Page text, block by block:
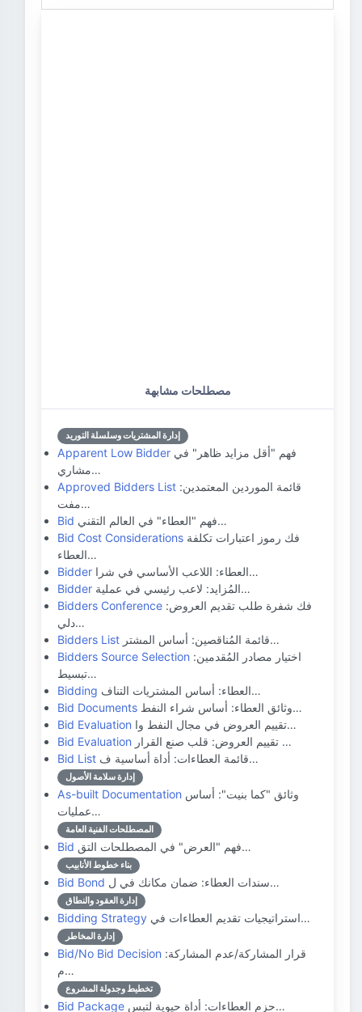
مصطلحات مشابهة
إدارة المشتريات وسلسلة التوريد
Apparent Low Bidder
مشاري…
Approved Bidders List
مفت…
Bid
فهم "العطاء" في العالم التقني…
Bid Cost Considerations
العطاء…
Bidder
العطاء: اللاعب الأساسي في شرا…
Bidder
المُزايد: لاعب رئيسي في عملية…
Bidders Conference
دلي…
Bidders List
قائمة المُناقصين: أساس المشتر…
Bidders Source Selection
تبسيط…
Bidding
العطاء: أساس المشتريات التناف…
Bid Documents
وثائق العطاء: أساس شراء النفط…
Bid Evaluation
تقييم العروض في مجال النفط وا…
Bid Evaluation
تقييم العروض: قلب صنع القرار …
Bid List
قائمة العطاءات: أداة أساسية ف…
إدارة سلامة الأصول
As-built Documentation
عمليات…
المصطلحات الفنية العامة
Bid فهم "العرض" في المصطلحات التق…
بناء خطوط الأنابيب
Bid Bond سندات العطاء: ضمان مكانك في ل…
إدارة العقود والنطاق
Bidding Strategy استراتيجيات تقديم العطاءات في…
إدارة المخاطر
Bid/No Bid Decision
م…
تخطيط وجدولة المشروع
Bid Package حزم العطاءات: أداة حيوية لتبس…